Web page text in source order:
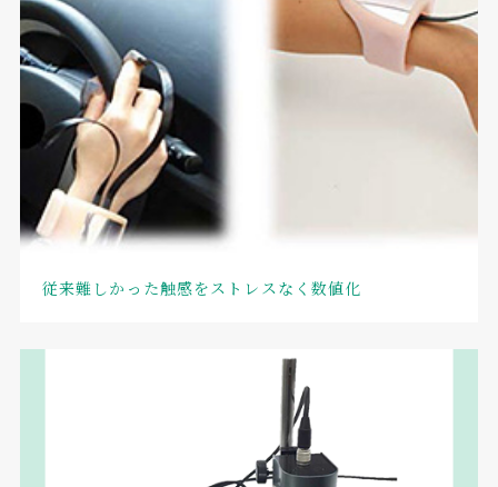
従来難しかった触感をストレスなく数値化